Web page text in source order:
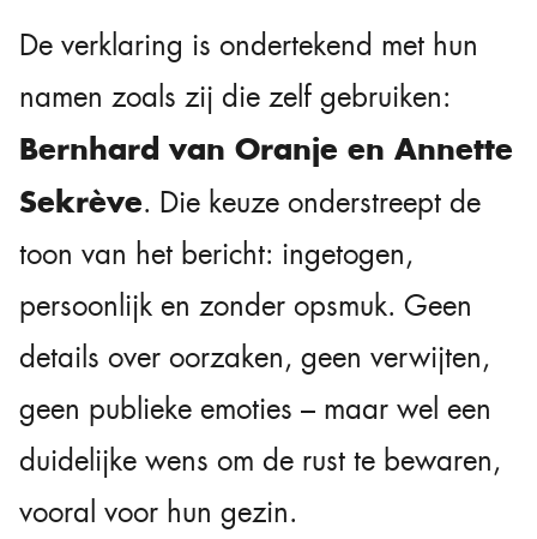
De verklaring is ondertekend met hun
namen zoals zij die zelf gebruiken:
Bernhard van Oranje en Annette
Sekrève. Die keuze onderstreept de
toon van het bericht: ingetogen,
persoonlijk en zonder opsmuk. Geen
details over oorzaken, geen verwijten,
geen publieke emoties – maar wel een
duidelijke wens om de rust te bewaren,
vooral voor hun gezin.